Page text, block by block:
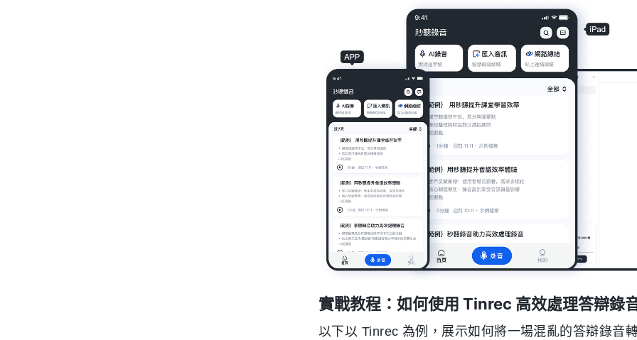
實戰教程：如何使用 Tinrec 高效處理答辯錄
以下以 Tinrec 為例，展示如何將一場混亂的答辯錄音